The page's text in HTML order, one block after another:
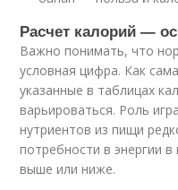
Расчет калорий —
Важно понимать, что
условная цифра. Как
указанные в таблицах
варьироваться. Роль
нутриентов из пищи
потребности в энергии
выше или ниже.